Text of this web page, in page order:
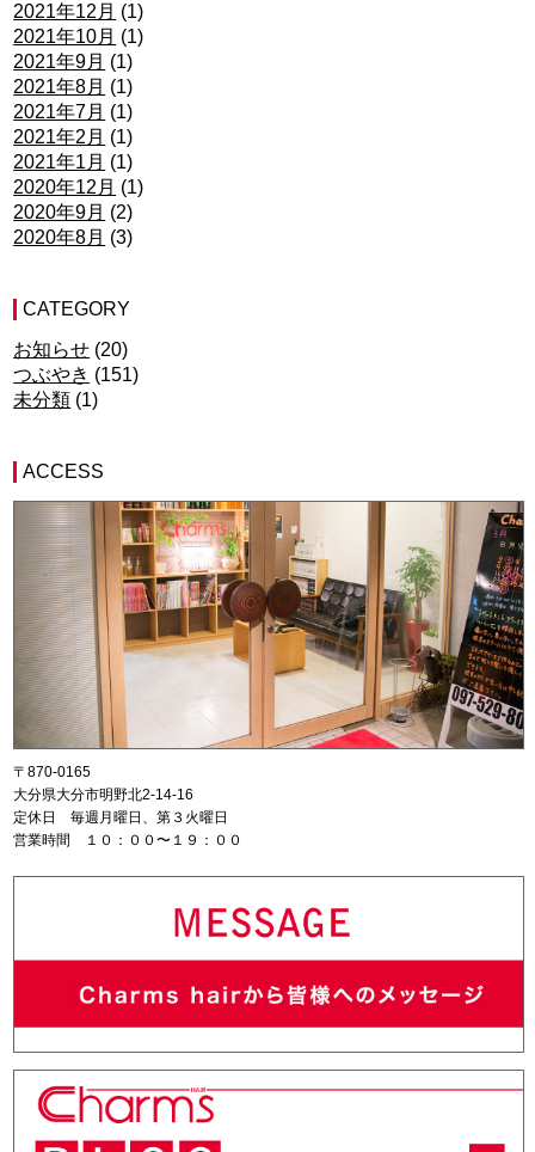
2021年12月 (1)
2021年10月 (1)
2021年9月 (1)
2021年8月 (1)
2021年7月 (1)
2021年2月 (1)
2021年1月 (1)
2020年12月 (1)
2020年9月 (2)
2020年8月 (3)
CATEGORY
お知らせ (20)
つぶやき (151)
未分類 (1)
ACCESS
〒870-0165
大分県大分市明野北2-14-16
定休日 毎週月曜日、第３火曜日
営業時間 １０：００〜１９：００